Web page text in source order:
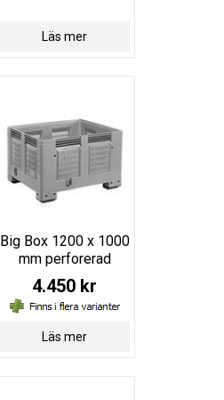
Läs mer
Big Box 1200 x 1000
mm perforerad
4.450 kr
Läs mer